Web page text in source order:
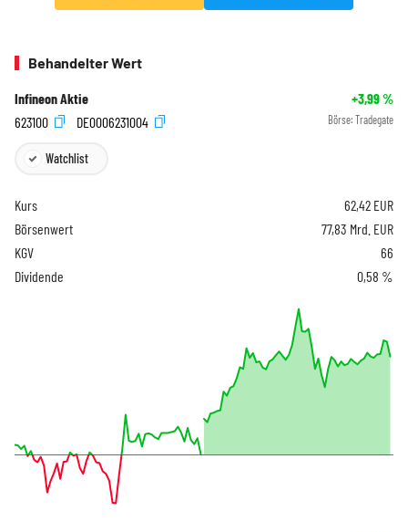
Behandelter Wert
Infineon Aktie +3,99%
623100
DE0006231004 Börse: Tradegate
Watchlist
Kurs 62,42 EUR
Börsenwert
77,83 Mrd. EUR
KGV
66
Dividende
0,58 %